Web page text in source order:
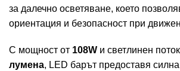
за далечно осветяване, което
ориентация и безопасност при
С мощност от 108W и светлинен
лумена, LED барът предоставя